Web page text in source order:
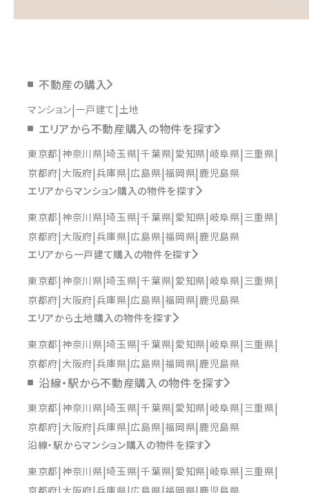
不動産の購入
マンション 一戸建て 土地
エリアから不動産購入の物件を探す
東京都 神奈川県 埼玉県 千葉県 愛知県 岐阜県 三重県
京都府 大阪府 兵庫県 広島県 福岡県 鹿児島県
エリアからマンション購入の物件を探す
東京都 神奈川県 埼玉県 千葉県 愛知県 岐阜県 三重県
京都府 大阪府 兵庫県 広島県 福岡県 鹿児島県
エリアから一戸建て購入の物件を探す
東京都 神奈川県 埼玉県 千葉県 愛知県 岐阜県 三重県
京都府 大阪府 兵庫県 広島県 福岡県 鹿児島県
エリアから土地購入の物件を探す
東京都 神奈川県 埼玉県 千葉県 愛知県 岐阜県 三重県
京都府 大阪府 兵庫県 広島県 福岡県 鹿児島県
沿線・駅から不動産購入の物件を探す
東京都 神奈川県 埼玉県 千葉県 愛知県 岐阜県 三重県
京都府 大阪府 兵庫県 広島県 福岡県 鹿児島県
沿線・駅からマンション購入の物件を探す
東京都 神奈川県 埼玉県 千葉県 愛知県 岐阜県 三重県